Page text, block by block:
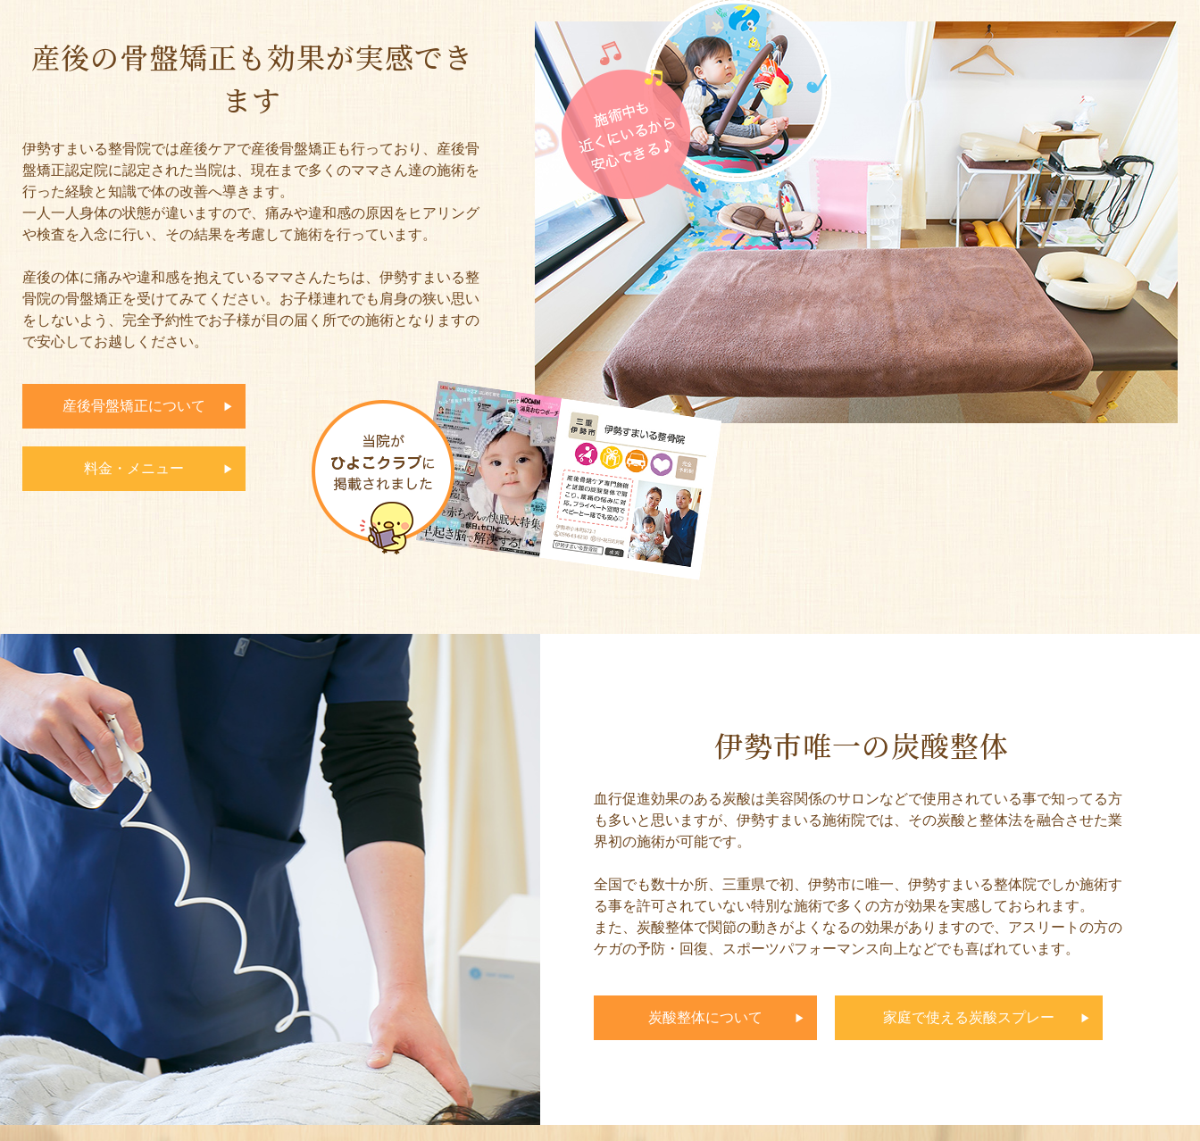
産後の骨盤矯正も効果が実感でき
ます
伊勢すまいる整骨院では産後ケアで産後骨盤矯正も行っており、産後骨
盤矯正認定院に認定された当院は、現在まで多くのママさん達の施術を
行った経験と知識で体の改善へ導きます。
一人一人身体の状態が違いますので、痛みや違和感の原因をヒアリング
や検査を入念に行い、その結果を考慮して施術を行っています。
産後の体に痛みや違和感を抱えているママさんたちは、伊勢すまいる整
骨院の骨盤矯正を受けてみてください。お子様連れでも肩身の狭い思い
をしないよう、完全予約性でお子様が目の届く所での施術となりますの
で安心してお越しください。
産後骨盤矯正について
料金・メニュー
伊勢市唯一の炭酸整体
血行促進効果のある炭酸は美容関係のサロンなどで使用されている事で知ってる方
も多いと思いますが、伊勢すまいる施術院では、その炭酸と整体法を融合させた業
界初の施術が可能です。
全国でも数十か所、三重県で初、伊勢市に唯一、伊勢すまいる整体院でしか施術す
る事を許可されていない特別な施術で多くの方が効果を実感しておられます。
また、炭酸整体で関節の動きがよくなるの効果がありますので、アスリートの方の
ケガの予防・回復、スポーツパフォーマンス向上などでも喜ばれています。
炭酸整体について 家庭で使える炭酸スプレー